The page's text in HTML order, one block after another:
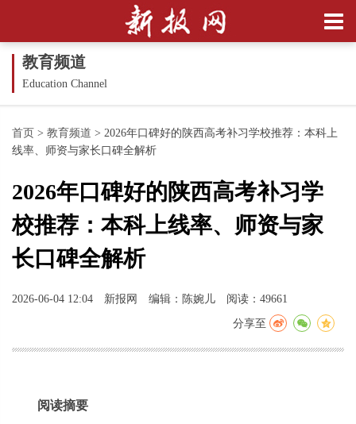
教育频道
Education Channel
首页 > 教育频道 > 2026年口碑好的陕西高考补习学校推荐：本科上
线率、师资与家长口碑全解析
2026年口碑好的陕西高考补习学
校推荐：本科上线率、师资与家
长口碑全解析
2026-06-04 12:04 新报网 编辑：陈婉儿 阅读：49661
分享至
阅读摘要